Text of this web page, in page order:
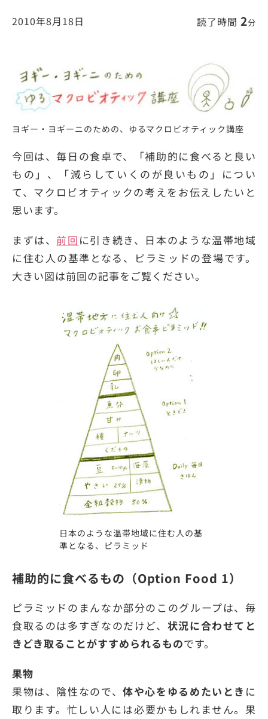
2010年8月18日 読了時間 2分
ヨギー・ヨギーニのための、ゆるマクロビオティック講座
今回は、毎日の食卓で、「補助的に食べると良い
もの」、「減らしていくのが良いもの」につい
て、マクロビオティックの考えをお伝えしたいと
思います。
まずは、 前回 に引き続き、日本のような温帯地域
に住む人の基準となる、ピラミッドの登場です。
大きい図は前回の記事をご覧ください。
日本のような温帯地域に住む人の基
準となる、ピラミッド
補助的に食べるもの（Option Food 1）
ピラミッドのまんなか部分のこのグループは、毎
食取るのは多すぎなのだけど、 状況に合わせてと
きどき取ることがすすめられるものです。
果物
果物は、陰性なので、体や心をゆるめたいとき に
取ります。忙しい人には必要かもしれません。果